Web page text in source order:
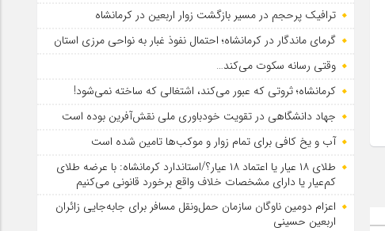
ترافیک پرحجم در مسیر بازگشت زوار اربعین در کرمانشاه
گرمای ماندگار در کرمانشاه؛ احتمال نفوذ غبار به نواحی مرزی استان
وقتی رسانه سکوت می‌کند…
کرمانشاه؛ ثروتی که عبور می‌کند، اشتغالی که ساخته نمی‌شود!
جهاد دانشگاهی در تقویت خودباوری ملی نقش‌آفرین بوده است
آب و یخ کافی برای تمام زوار و موکب‌ها تامین شده است
طلای ۱۸ عیار یا اعتماد ۱۸ عیار؟/استاندارد کرمانشاه: با عرضه طلای
کم‌عیار یا دارای مشخصات خلاف واقع برخورد قانونی می‌کنیم
اعزام دومین ناوگان سازمان حمل‌ونقل مسافر برای جابه‌جایی زائران
اربعین حسینی